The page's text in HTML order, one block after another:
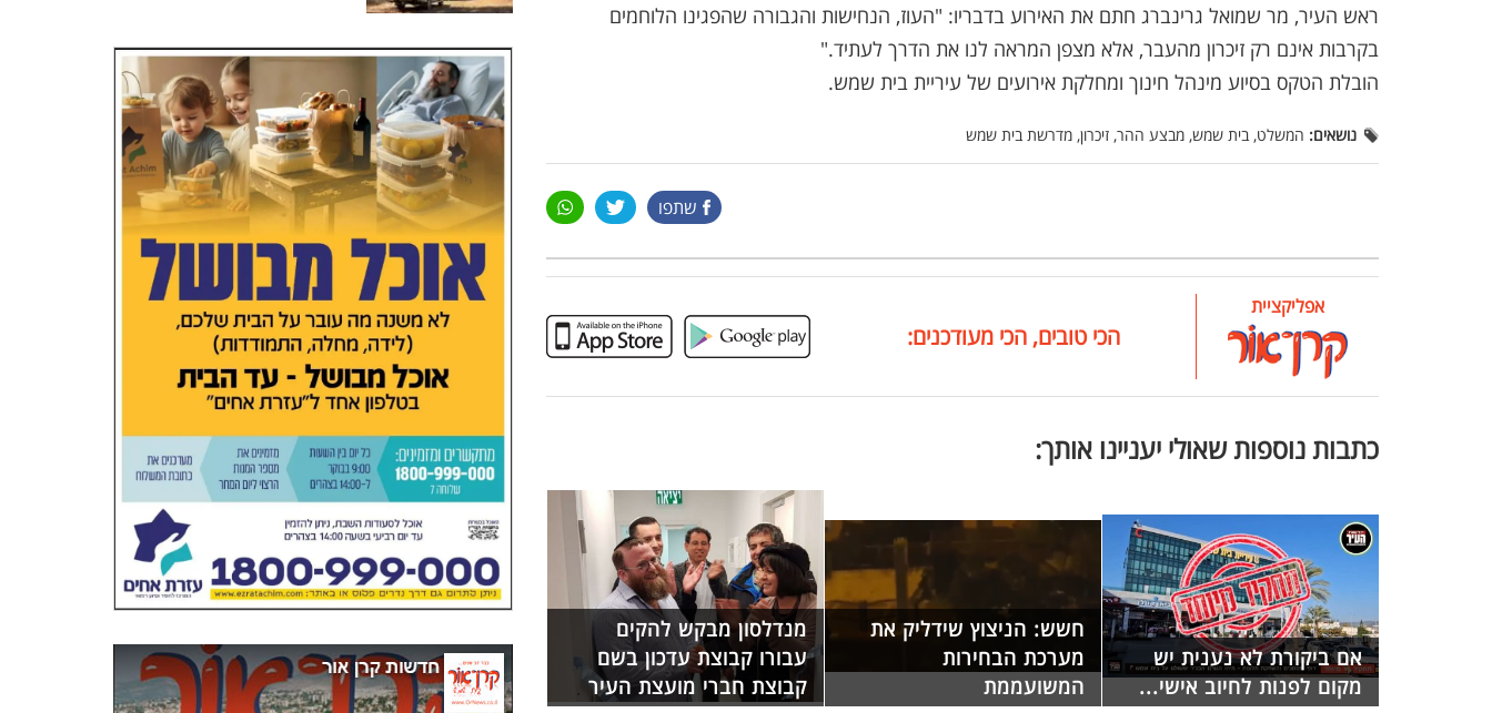
ראש העיר, מר שמואל גרינברג חתם את האירוע בדבריו: "העוז, הנחישות והגבורה שהפגינו הלוחמים
בקרבות אינם רק זיכרון מהעבר, אלא מצפן המראה לנו את הדרך לעתיד."
הובלת הטקס בסיוע מינהל חינוך ומחלקת אירועים של עיריית בית שמש.
נושאים: המשלט, בית שמש, מבצע ההר, זיכרון, מדרשת בית שמש
שתפו
אפליקציית
הכי טובים, הכי מעודכנים:
כתבות נוספות שאולי יעניינו אותך:
אם ביקורת לא נענית יש
מקום לפנות לחיוב אישי...
חשש: הניצוץ שידליק את
מערכת הבחירות
המשועממת
מנדלסון מבקש להקים
עבורו קבוצת עדכון בשם
קבוצת חברי מועצת העיר